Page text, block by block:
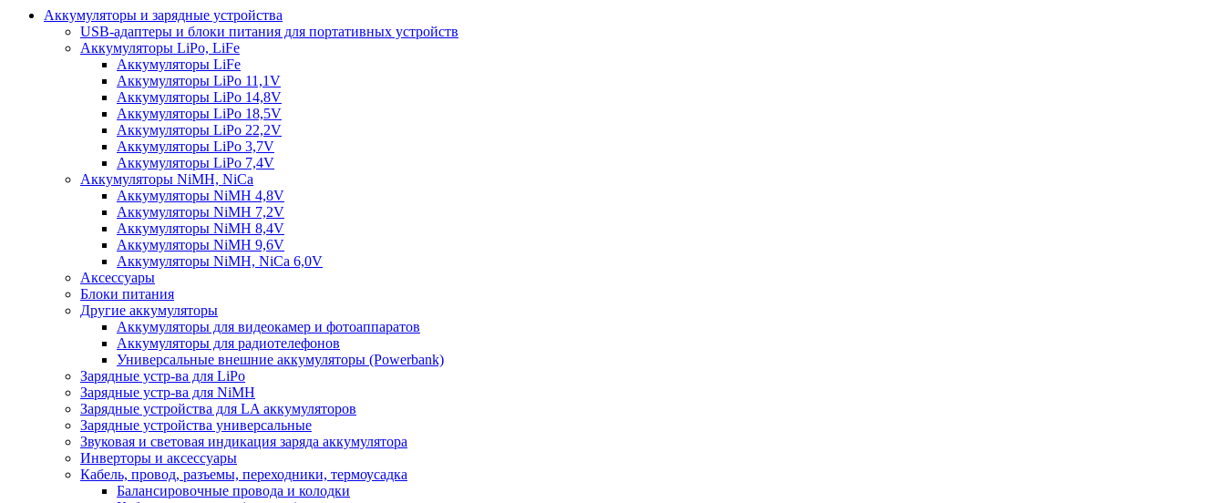
Аккумуляторы и зарядные устройства
USB-адаптеры и блоки питания для портативных устройств
Аккумуляторы LiPo, LiFe
Аккумуляторы LiFe
Аккумуляторы LiPo 11,1V
Аккумуляторы LiPo 14,8V
Аккумуляторы LiPo 18,5V
Аккумуляторы LiPo 22,2V
Аккумуляторы LiPo 3,7V
Аккумуляторы LiPo 7,4V
Аккумуляторы NiMH, NiCa
Аккумуляторы NiMH 4,8V
Аккумуляторы NiMH 7,2V
Аккумуляторы NiMH 8,4V
Аккумуляторы NiMH 9,6V
Аккумуляторы NiMH, NiCa 6,0V
Аксессуары
Блоки питания
Другие аккумуляторы
Аккумуляторы для видеокамер и фотоаппаратов
Аккумуляторы для радиотелефонов
Универсальные внешние аккумуляторы (Powerbank)
Зарядные устр-ва для LiPo
Зарядные устр-ва для NiMH
Зарядные устройства для LA аккумуляторов
Зарядные устройства универсальные
Звуковая и световая индикация заряда аккумулятора
Инверторы и аксессуары
Кабель, провод, разъемы, переходники, термоусадка
Балансировочные провода и колодки